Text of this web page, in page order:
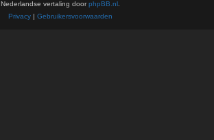
Nederlandse vertaling doorphpBB.nl.
Privacy | Gebruikersvoorwaarden